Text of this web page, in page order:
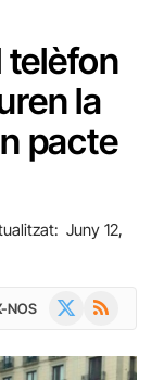
telèfon
la
pacte
Juny 12,
NOS RSS